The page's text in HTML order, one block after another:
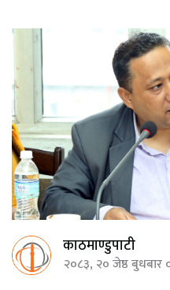
काठमाण्डुपाटी
२०८३, २० जेष्ठ